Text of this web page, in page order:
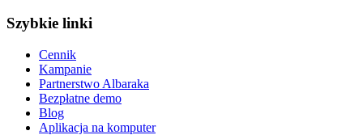
Szybkie linki
Cennik
Kampanie
Partnerstwo Albaraka
Bezpłatne demo
Blog
Aplikacja na komputer